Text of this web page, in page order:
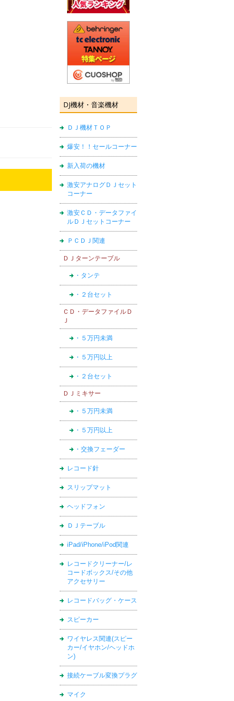
DJ機材・音楽機材
ＤＪ機材ＴＯＰ
爆安！！セールコーナー
新入荷の機材
激安アナログＤＪセット
コーナー
激安ＣＤ・データファイ
ルＤＪセットコーナー
ＰＣＤＪ関連
ＤＪターンテーブル
・タンテ
・２台セット
ＣＤ・データファイルＤ
Ｊ
・５万円未満
・５万円以上
・２台セット
ＤＪミキサー
・５万円未満
・５万円以上
・交換フェーダー
レコード針
スリップマット
ヘッドフォン
ＤＪテーブル
iPad/iPhone/iPod関連
レコードクリーナー/レ
コードボックス/その他
アクセサリー
レコードバッグ・ケース
スピーカー
ワイヤレス関連(スピー
カー/イヤホン/ヘッドホ
ン)
接続ケーブル変換プラグ
マイク